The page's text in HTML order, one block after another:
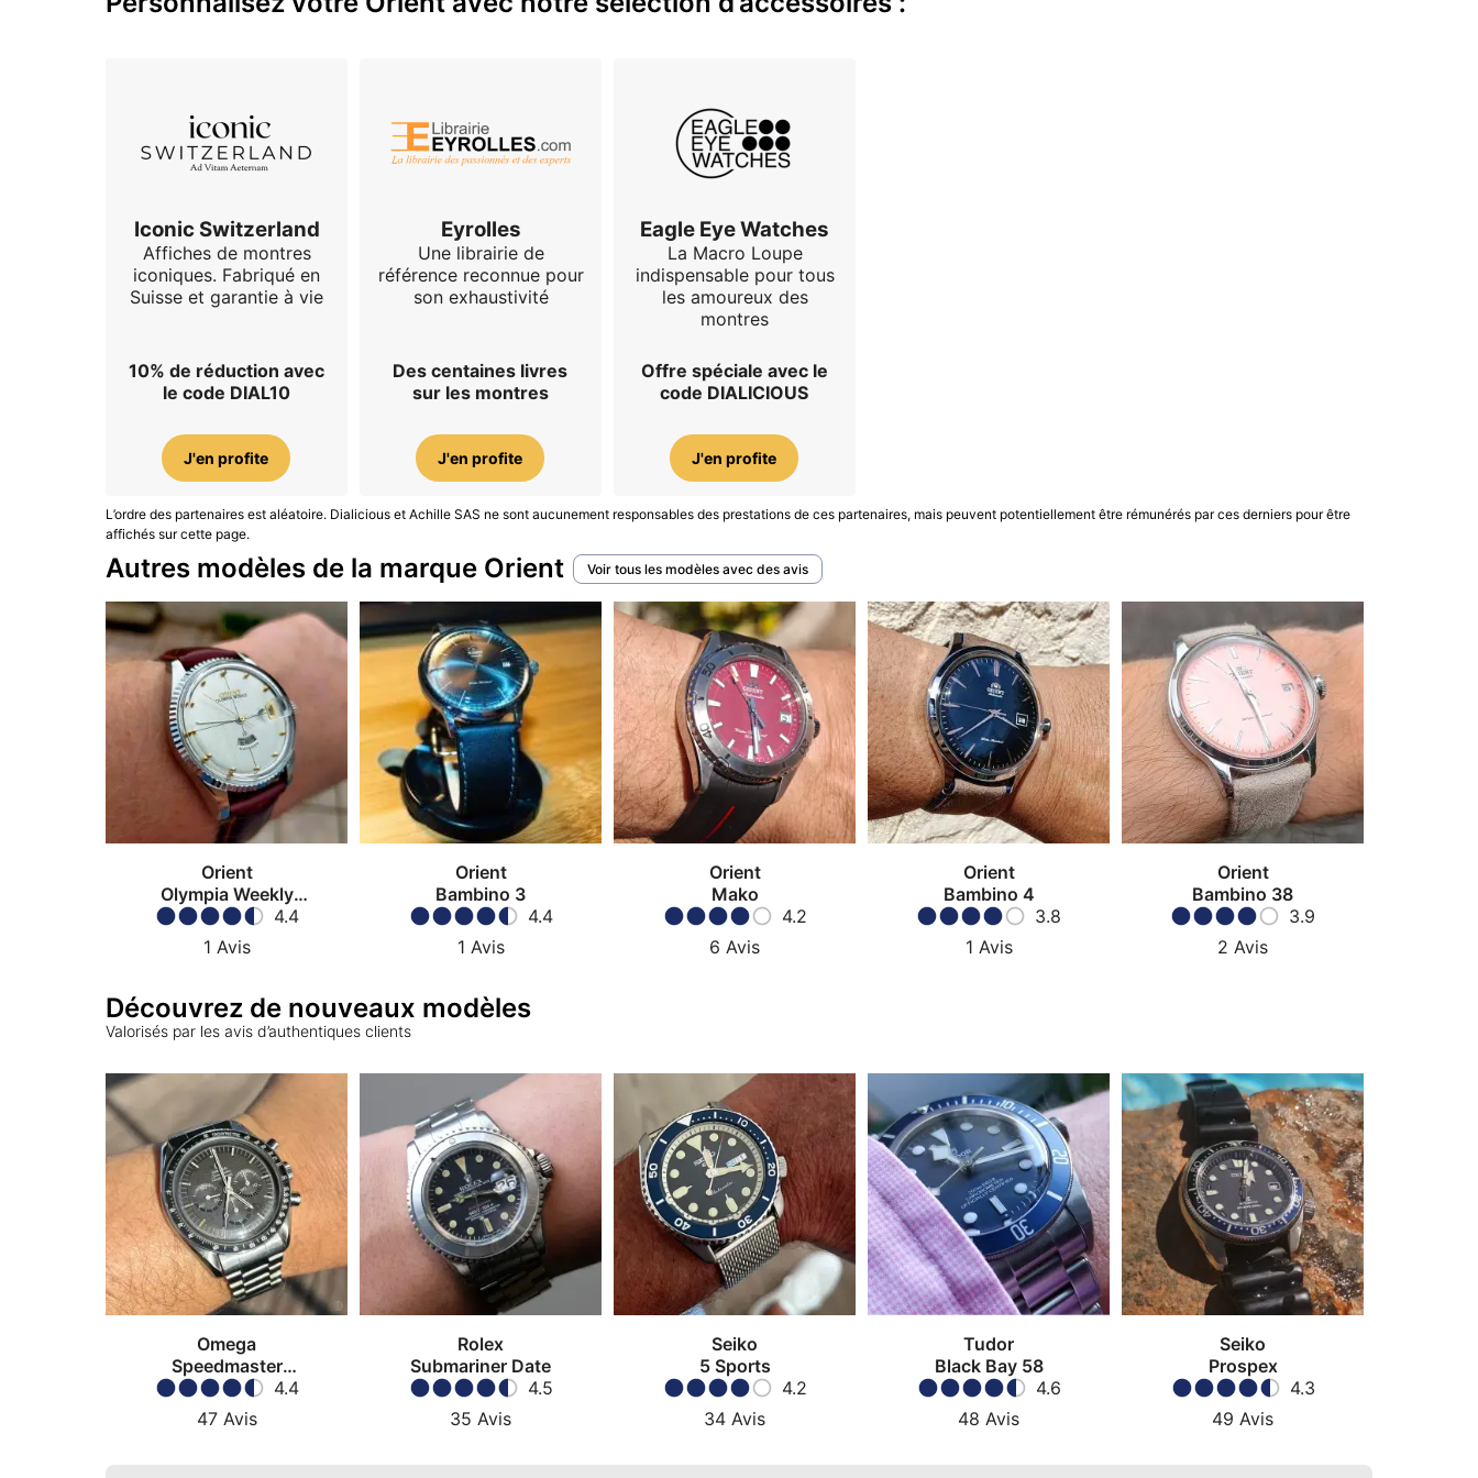
Iconic Switzerland
Affiches de montres
iconiques. Fabriqué en
Suisse et garantie à vie
10% de réduction avec
le code DIAL10
J'en profite
Eyrolles
Une librairie de
référence reconnue pour
son exhaustivité
Des centaines livres
sur les montres
J'en profite
Eagle Eye Watches
La Macro Loupe
indispensable pour tous
les amoureux des
montres
Offre spéciale avec le
code DIALICIOUS
J'en profite
L’ordre des partenaires est aléatoire. Dialicious et Achille SAS ne sont aucunement responsables des prestations de ces partenaires, mais peuvent potentiellement être rémunérés par ces derniers pour être
affichés sur cette page.
Autres modèles de la marque Orient Voir tous les modèles avec des avis
Orient
Olympia Weekly
Swimmer 4.4
1 Avis
Orient
Bambino 3
4.4
1 Avis
Orient
Mako
4.2
6 Avis
Orient
Bambino 4
3.8
1 Avis
Orient
Bambino 38
3.9
2 Avis
Découvrez de nouveaux modèles
Valorisés par les avis d’authentiques clients
Omega
Speedmaster
Moonwatch4.4
47 Avis
Rolex
Submariner Date
4.5
35 Avis
Seiko
5 Sports
4.2
34 Avis
Tudor
Black Bay 58
4.6
48 Avis
Seiko
Prospex
4.3
49 Avis